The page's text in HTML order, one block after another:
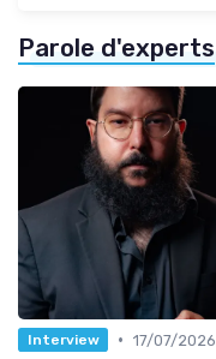
Parole d'experts
Interview • 17/07/2026